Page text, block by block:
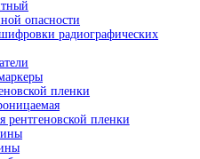
микроскопы
микроскопы для
микроскопы Nexcope
микроскопы
и отраженном свете